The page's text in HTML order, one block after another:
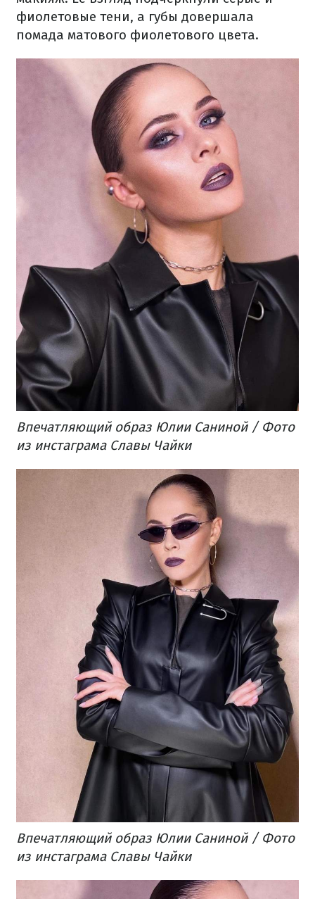
фиолетовые тени, а губы довершала
помада матового фиолетового цвета.
Впечатляющий образ Юлии Саниной / Фото
из инстаграма Славы Чайки
Впечатляющий образ Юлии Саниной / Фото
из инстаграма Славы Чайки